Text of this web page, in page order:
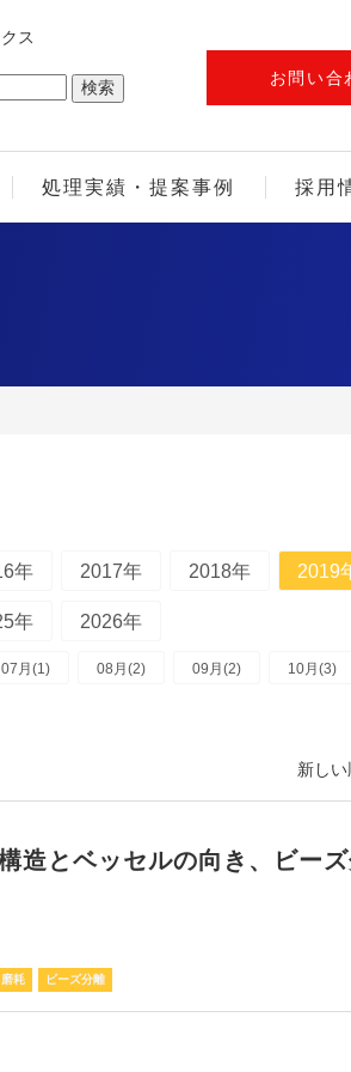
ス
お問い合
処理実績・提案事例 採用
年 2017年 2018年 2019
年 2026年
07月(1) 08月(2) 09月(2) 10月(3)
新しい
造とベッセルの向き、ビー
磨耗 ビーズ分離